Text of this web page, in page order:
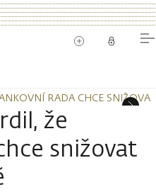
RADA CHCE
RADA CHCE
že
snižovat